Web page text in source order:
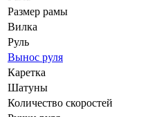
Размер рамы
Вилка
Руль
Вынос руля
Каретка
Шатуны
Количество скоростей